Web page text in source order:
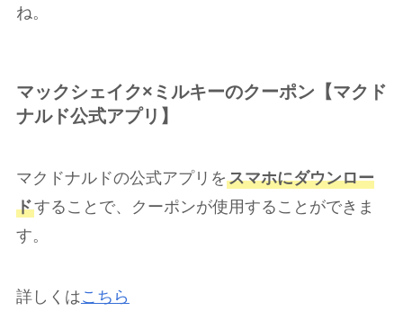
ね。
マックシェイク×ミルキーのクーポン【マクド
ナルド公式アプリ】
マクドナルドの公式アプリをスマホにダウンロー
ドすることで、クーポンが使用することができま
す。
詳しくはこちら